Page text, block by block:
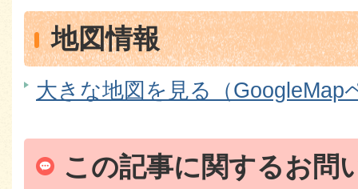
地図情報
大きな地図を見る（GoogleMap
この記事に関するお問